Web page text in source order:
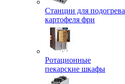
Станции для подогрева
картофеля фри
Ротационные
пекарские шкафы